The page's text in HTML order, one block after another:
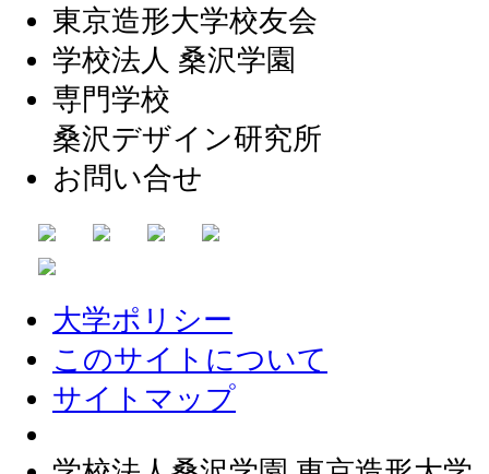
東京造形大学校友会
学校法人 桑沢学園
専門学校
桑沢デザイン研究所
お問い合せ
大学ポリシー
このサイトについて
サイトマップ